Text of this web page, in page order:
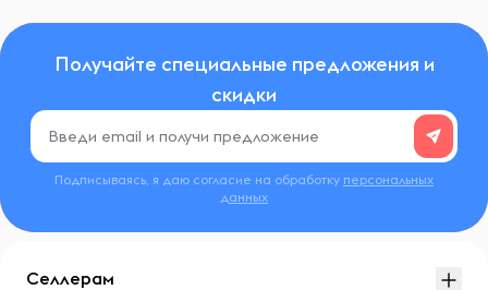
Получайте специальные предложения и
скидки
Подписываясь, я даю согласие на обработку персональных
данных
Селлерам